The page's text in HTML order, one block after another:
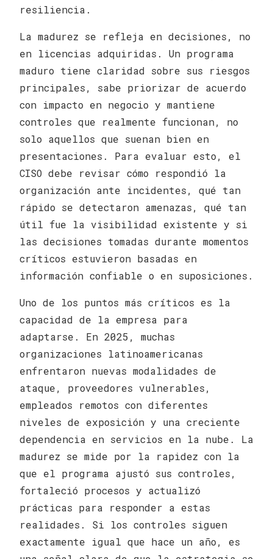
resiliencia.
La madurez se refleja en decisiones, no
en licencias adquiridas. Un programa
maduro tiene claridad sobre sus riesgos
principales, sabe priorizar de acuerdo
con impacto en negocio y mantiene
controles que realmente funcionan, no
solo aquellos que suenan bien en
presentaciones. Para evaluar esto, el
CISO debe revisar cómo respondió la
organización ante incidentes, qué tan
rápido se detectaron amenazas, qué tan
útil fue la visibilidad existente y si
las decisiones tomadas durante momentos
críticos estuvieron basadas en
información confiable o en suposiciones.
Uno de los puntos más críticos es la
capacidad de la empresa para
adaptarse. En 2025, muchas
organizaciones latinoamericanas
enfrentaron nuevas modalidades de
ataque, proveedores vulnerables,
empleados remotos con diferentes
niveles de exposición y una creciente
dependencia en servicios en la nube. La
madurez se mide por la rapidez con la
que el programa ajustó sus controles,
fortaleció procesos y actualizó
prácticas para responder a estas
realidades. Si los controles siguen
exactamente igual que hace un año, es